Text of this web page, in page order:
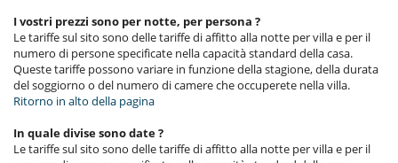
I vostri prezzi sono per notte, per persona ?
Le tariffe sul sito sono delle tariffe di affitto alla notte per villa e per il
numero di persone specificate nella capacità standard della casa.
Queste tariffe possono variare in funzione della stagione, della durata
del soggiorno o del numero di camere che occuperete nella villa.
Ritorno in alto della pagina
In quale divise sono date ?
Le tariffe sul sito sono delle tariffe di affitto alla notte per villa e per il